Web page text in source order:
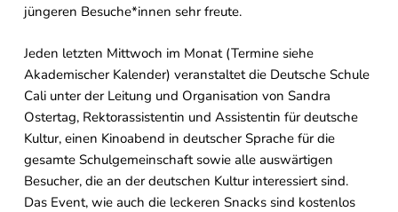
jüngeren Besuche*innen sehr freute.
Jeden letzten Mittwoch im Monat (Termine siehe
Akademischer Kalender) veranstaltet die Deutsche Schule
Cali unter der Leitung und Organisation von Sandra
Ostertag, Rektorassistentin und Assistentin für deutsche
Kultur, einen Kinoabend in deutscher Sprache für die
gesamte Schulgemeinschaft sowie alle auswärtigen
Besucher, die an der deutschen Kultur interessiert sind.
Das Event, wie auch die leckeren Snacks sind kostenlos